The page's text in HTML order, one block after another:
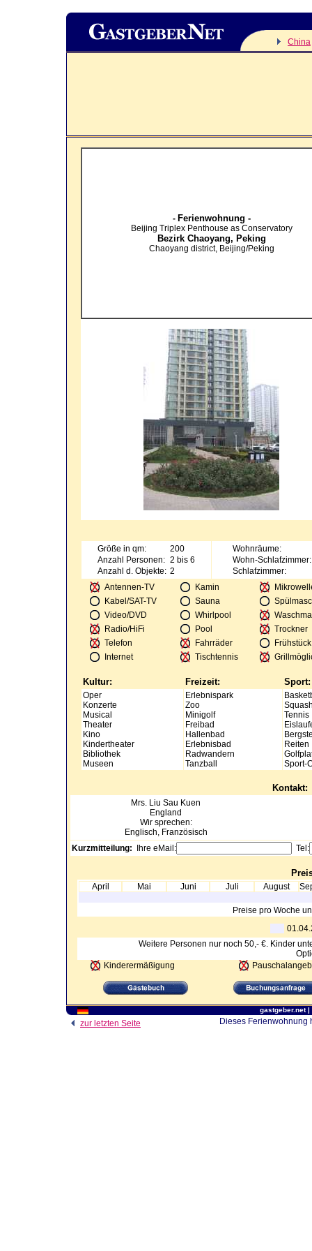
China
- Ferienwohnung -
Beijing Triplex Penthouse as Conservatory
Bezirk Chaoyang, Peking
Chaoyang district, Beijing/Peking
Größe in qm:
200
Anzahl Personen: 2 bis 6
Anzahl d. Objekte: 2
Wohnräume:
Wohn-Schlafzimmer:
Schlafzimmer:
Antennen-TV
Kamin
Kabel/SAT-TV
Sauna
Video/DVD
Whirlpool
Radio/HiFi
Pool
Trockner
Telefon
Fahrräder
Internet
Tischtennis
Kultur: Freizeit: Sport:
Oper
Konzerte
Musical
Theater
Kino
Kindertheater
Bibliothek
Museen
Erlebnispark
Zoo
Minigolf
Freibad
Hallenbad
Erlebnisbad
Radwandern
Tanzball
Tennis
Reiten
Sport-
Kontakt:
Mrs. Liu Sau Kuen
England
Wir sprechen:
Englisch, Französisch
Kurzmitteilung: Ihre eMail: Tel:
April Mai Juni Juli August
Preise pro Woche
Weitere Personen nur noch 50,- €. Kinder
Kinderermäßigung
gastgeber.net|
zur letzten Seite Dieses Ferienwohnung